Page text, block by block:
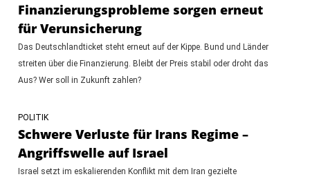
Finanzierungsprobleme sorgen erneut
für Verunsicherung
Das Deutschlandticket steht erneut auf der Kippe. Bund und Länder
streiten über die Finanzierung. Bleibt der Preis stabil oder droht das
Aus? Wer soll in Zukunft zahlen?
POLITIK
Schwere Verluste für Irans Regime –
Angriffswelle auf Israel
Israel setzt im eskalierenden Konflikt mit dem Iran gezielte